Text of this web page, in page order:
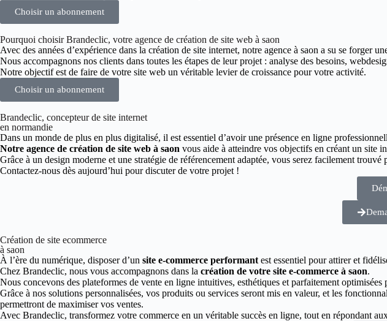
Choisir un abonnement
Pourquoi choisir Brandeclic, votre agence de création de site web à saon
Avec des années d’expérience dans la création de site internet, notre agence à saon a su se forger
Nous accompagnons nos clients dans toutes les étapes de leur projet : analyse des besoins,
Notre objectif est de faire de votre site web un véritable levier de croissance pour votre activité.
Choisir un abonnement
Brandeclic, concepteur de site internet
en normandie
Dans un monde de plus en plus digitalisé, il est essentiel d’avoir une présence en ligne
Notre agence de création de site web à saon vous aide à atteindre vos objectifs en créant un site
Grâce à un design moderne et une stratégie de référencement adaptée, vous serez facilement trouvé
Contactez-nous dès aujourd’hui pour discuter de votre projet !
Création de site ecommerce
à saon
À l’ère du numérique, disposer d’un site e-commerce performant est essentiel pour attirer et
Chez Brandeclic, nous vous accompagnons dans la création de votre site e-commerce à saon.
Nous concevons des plateformes de vente en ligne intuitives, esthétiques et parfaitement
Grâce à nos solutions personnalisées, vos produits ou services seront mis en valeur, et les
permettront de maximiser vos ventes.
Avec Brandeclic, transformez votre commerce en un véritable succès en ligne, tout en répondant